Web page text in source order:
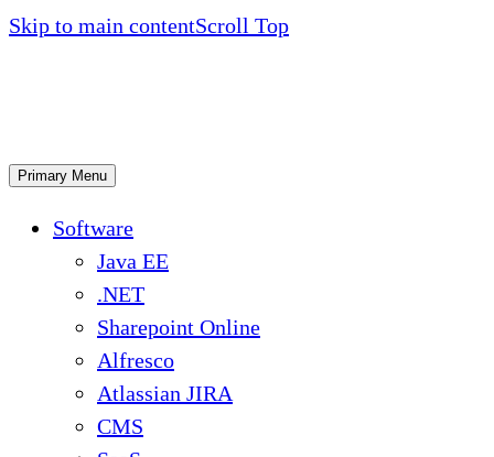
Skip to main contentScroll Top
Primary Menu
Software
Java EE
.NET
Sharepoint Online
Alfresco
Atlassian JIRA
CMS